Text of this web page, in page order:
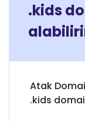
.kids
Atak
.kids